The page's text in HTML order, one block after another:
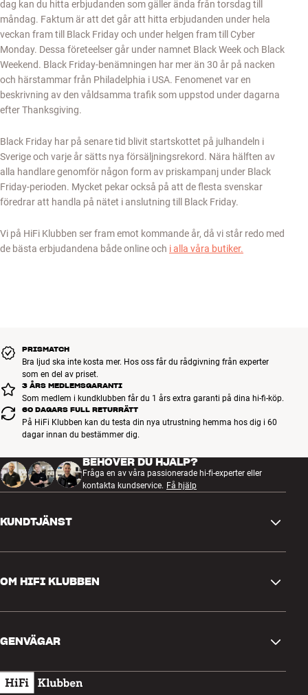
dag kan du hitta erbjudanden som gäller ända från torsdag till
måndag. Faktum är att det går att hitta erbjudanden under hela
veckan fram till Black Friday och under helgen fram till Cyber
Monday. Dessa företeelser går under namnet Black Week och Black
Weekend. Black Friday-benämningen har mer än 30 år på nacken
och härstammar från Philadelphia i USA. Fenomenet var en
beskrivning av den våldsamma trafik som uppstod under dagarna
efter Thanksgiving.
Black Friday har på senare tid blivit startskottet på julhandeln i
Sverige och varje år sätts nya försäljningsrekord. Nära hälften av
alla handlare genomför någon form av priskampanj under Black
Friday-perioden. Mycket pekar också på att de flesta svenskar
föredrar att handla på nätet i anslutning till Black Friday.
Vi på HiFi Klubben ser fram emot kommande år, då vi står redo med
de bästa erbjudandena både online och i alla våra butiker.
PRISMATCH
Bra ljud ska inte kosta mer. Hos oss får du rådgivning från experter
som en del av priset.
3 ÅRS MEDLEMSGARANTI
Som medlem i kundklubben får du 1 års extra garanti på dina hi-fi-köp.
60 DAGARS FULL RETURRÄTT
På HiFi Klubben kan du testa din nya utrustning hemma hos dig i 60
dagar innan du bestämmer dig.
BEHÖVER DU HJÄLP?
Fråga en av våra passionerade hi-fi-experter eller
kontakta kundservice. Få hjälp
KUNDTJÄNST
Retur och reklamation
Ångra beställning
Köpvillkor
OM HIFI KLUBBEN
Kundklubb
GENVÄGAR
Presentkort